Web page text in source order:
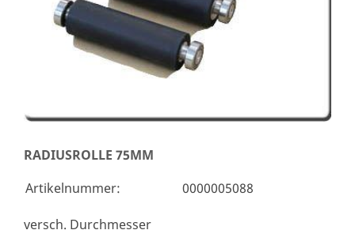
RADIUSROLLE 75MM
Artikelnummer:
0000005088
versch. Durchmesser